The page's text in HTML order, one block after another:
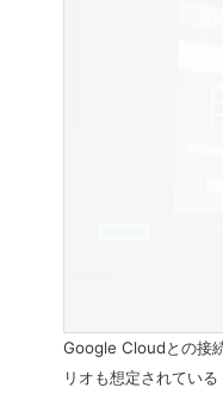
Google Cloudとの接
リオも想定されている